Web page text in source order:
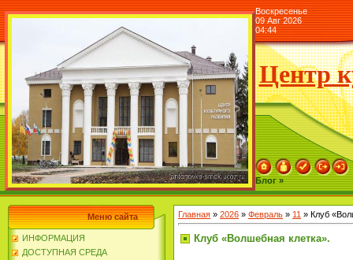
Воскресенье
09 Авг 2026
04:44
Центр
Блог »
Меню сайта
ИНФОРМАЦИЯ
ДОСТУПНАЯ СРЕДА
Главная » 2026 » Февраль » 11 » Клуб
Клуб «Волшебная клетка».